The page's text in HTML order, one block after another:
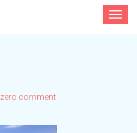
Toggle
zero comment